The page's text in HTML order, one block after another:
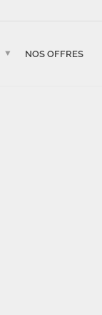
NOS OFFRES